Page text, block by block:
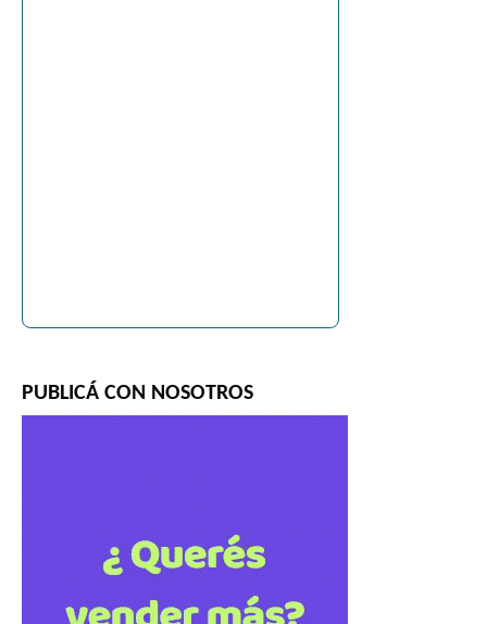
PUBLICÁ CON NOSOTROS